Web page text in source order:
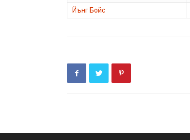
Йънг Бойс